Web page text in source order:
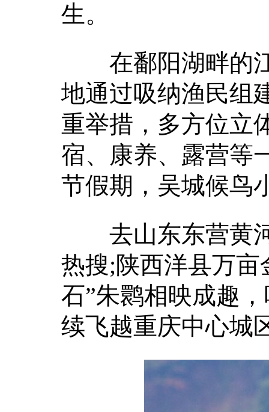
生。
在鄱阳湖畔的江
地通过吸纳渔民组
重举措，多方位立
宿、康养、露营等
节假期，吴城候鸟
去山东东营黄河
热搜;陕西洋县万亩
石”朱鹮相映成趣
续飞越重庆中心